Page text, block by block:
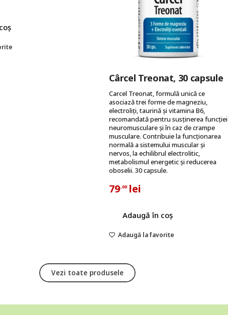
Cârcel Treonat, 30 capsule
Carcel Treonat, formulă unică ce
asociază trei forme de magneziu,
electroliți, taurină și vitamina B6,
recomandată pentru susținerea funcției
neuromusculare și în caz de crampe
musculare. Contribuie la funcționarea
normală a sistemului muscular și
nervos, la echilibrul electrolitic,
metabolismul energetic și reducerea
oboselii. 30 capsule.
79,00 lei
Adaugă în coș
Adaugă la favorite
Vezi toate produsele